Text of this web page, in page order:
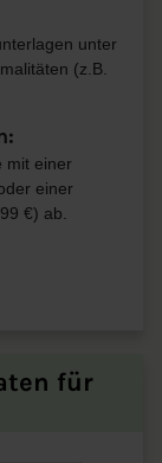
unter
(z.B.
mit einer
einer
€) ab.
für